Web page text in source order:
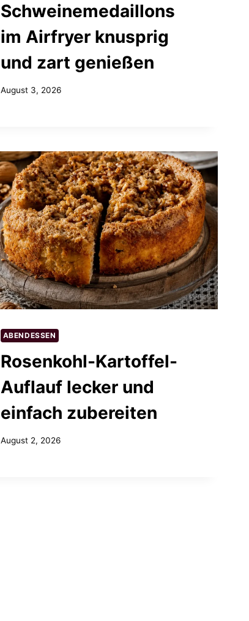
Schweinemedaillons
im Airfryer knusprig
und zart genießen
August 3, 2026
ABENDESSEN
Rosenkohl-Kartoffel-
Auflauf lecker und
einfach zubereiten
August 2, 2026